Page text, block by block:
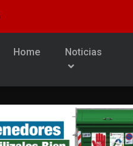
Home Noticias